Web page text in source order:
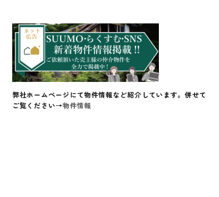
弊社ホームページにて物件情報など紹介しています。併せて
ご覧ください→物件情報